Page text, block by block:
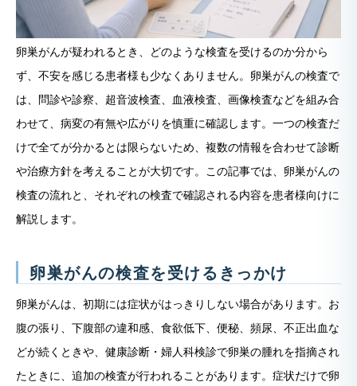
卵巣がんが疑われるとき、どのような検査を受けるのか分から
ず、不安を感じる患者様も少なくありません。卵巣がんの検査で
は、問診や診察、超音波検査、血液検査、画像検査などを組み合
わせて、病変の有無や広がりを慎重に確認します。一つの検査だ
けで全てが分かるとは限らないため、複数の情報を合わせて診断
や治療方針を考えることが大切です。この記事では、卵巣がんの
検査の流れと、それぞれの検査で確認される内容を患者様向けに
解説します。
卵巣がんの検査を受けるきっかけ
卵巣がんは、初期には症状がはっきりしない場合があります。お
腹の張り、下腹部の違和感、食欲低下、便秘、頻尿、不正出血な
どが続くときや、健康診断・婦人科検診で卵巣の腫れを指摘され
たときに、追加の検査が行われることがあります。症状だけで卵